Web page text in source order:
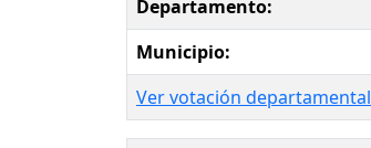
Departamento:
Municipio:
Ver votación departamental